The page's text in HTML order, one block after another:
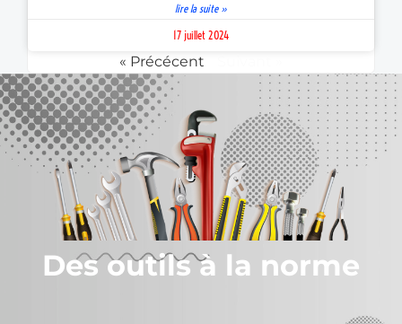
lire la suite »
17 juillet 2024
« Précécent
Des outils à la norme